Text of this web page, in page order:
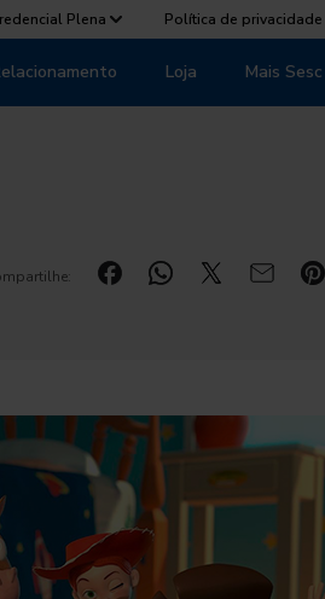
Plena Política de privacidade
Loja Mais Sesc